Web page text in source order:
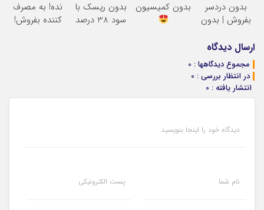
درمانت کنن
بدون دردسر
بفروش | بدون
بدون کمیسیون
بدون ریسک با
سود 38 درصد
نده! به مصرف
کننده بفروش!
ارسال دیدگاه
مجموع دیدگاهها : 0
در انتظار بررسی : 0
انتشار یافته : 0
دیدگاه خود را اینجا بنویسید
نام شما پست الکترونیکی